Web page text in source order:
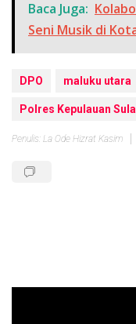
Baca Juga:
Seni Musik di
DPO maluku utara
Polres Kepulauan Sula
Penulis: La Ode Hizrat Kasim